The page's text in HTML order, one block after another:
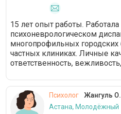
15 лет опыт работы.
психоневрологическом
многопрофильных
частных клиниках. Личные
ответственность,
Психолог
Жангуль О.
Астана, Молодёжный